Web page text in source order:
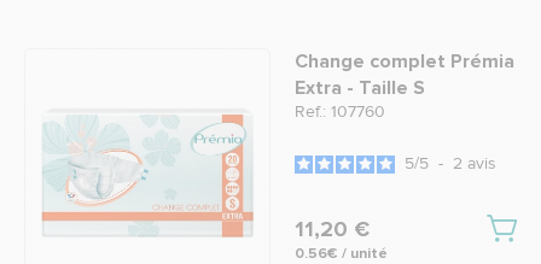
Change complet Prémia
Extra - Taille S
Ref.: 107760
5/5 - 2 avis
11,20 €
0.56€ / unité